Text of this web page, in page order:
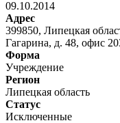
09.10.2014
Адрес
399850, Липецкая
Гагарина, д. 48, офис
Форма
Учреждение
Регион
Липецкая область
Статус
Исключенные